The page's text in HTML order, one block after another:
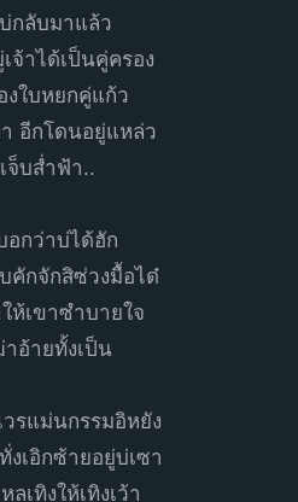
กลับมาแล้ว
จ้าได้เป็นคู่ครอง
งใบหยกคู่แก้ว
อีกโดนอยู่แหล่ว
จ็บส่ำฟ้า..
อกว่าบ่ได้ฮัก
คักจักสิซ่วงมื้อได๋
ห้เขาซำบายใจ
อ้ายทั้งเป็น
รแม่นกรรมอิหยัง
งเอิกซ้ายอยู่บ่เซา
เทิงให้เทิงเว้า